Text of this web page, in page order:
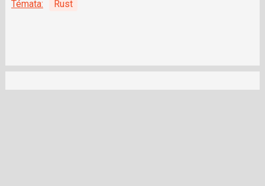
Témata: Rust